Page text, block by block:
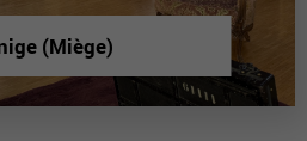
(Miège)